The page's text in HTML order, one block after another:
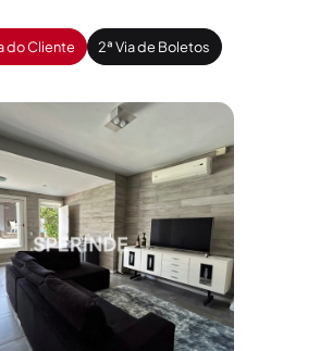
do Cliente 2ª Via de Boletos